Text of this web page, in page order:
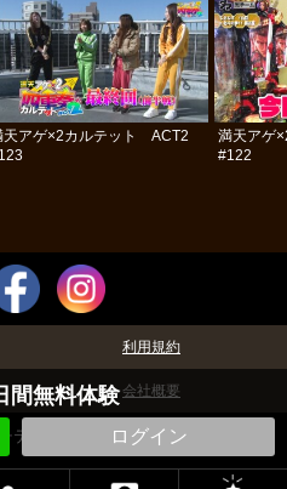
間無料体験
ログイン
天アゲ×2カルテット ACT2
満天アゲ
#122
利用規約
会社概要
テレ！